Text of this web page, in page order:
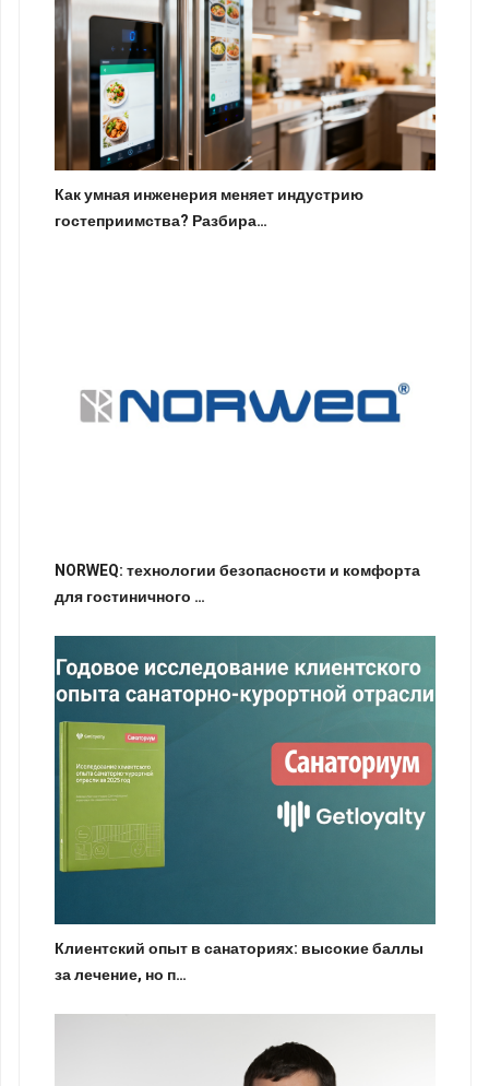
Как умная инженерия меняет индустрию
гостеприимства? Разбира…
NORWEQ: технологии безопасности и комфорта
для гостиничного …
Клиентский опыт в санаториях: высокие баллы
за лечение, но п…